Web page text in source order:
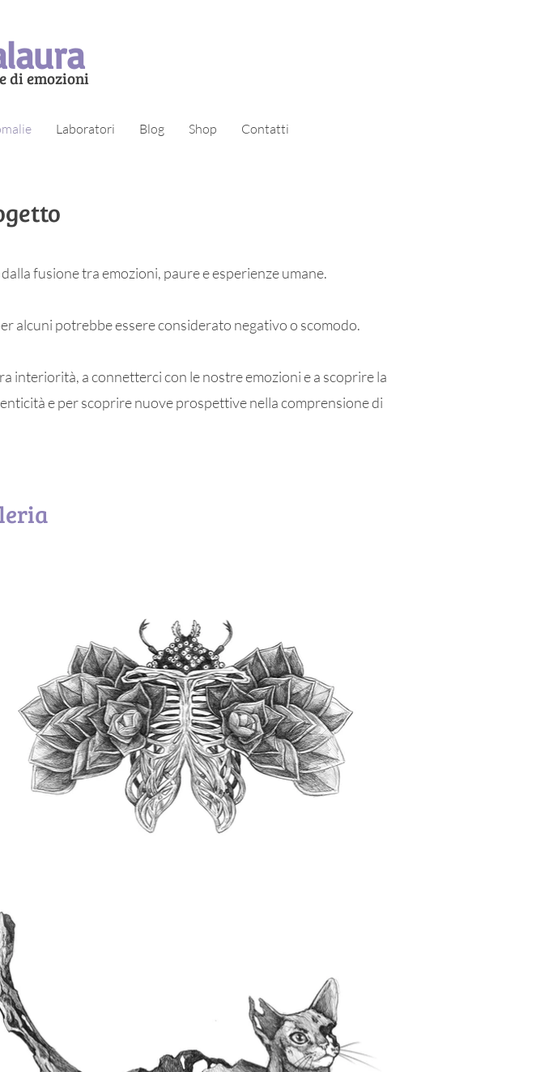
di emozioni
Laboratori Blog Shop Contatti
fusione tra emozioni, paure e esperienze umane.
alcuni potrebbe essere considerato negativo o scomodo.
interiorità, a connetterci con le nostre emozioni e a scoprire la
e per scoprire nuove prospettive nella comprensione di